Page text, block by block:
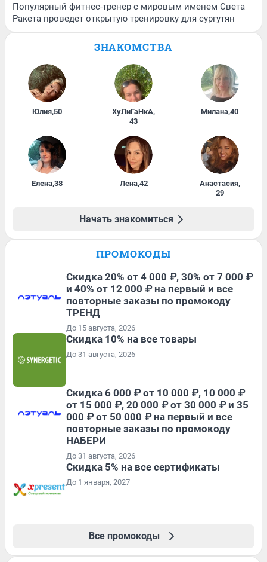
Популярный фитнес-тренер с мировым именем Света
Ракета проведет открытую тренировку для сургутян
ЗНАКОМСТВА
Юлия,50 ХуЛиГаНкА,
43
Милана,40
Елена,38 Лена,42 Анастасия,
29
Начать знакомиться
ПРОМОКОДЫ
Скидка 20% от 4 000 ₽, 30% от 7 000 ₽
и 40% от 12 000 ₽ на первый и все
повторные заказы по промокоду
ТРЕНД
До 15 августа, 2026
Скидка 10% на все товары
До 31 августа, 2026
Скидка 6 000 ₽ от 10 000 ₽, 10 000 ₽
от 15 000 ₽, 20 000 ₽ от 30 000 ₽ и 35
000 ₽ от 50 000 ₽ на первый и все
повторные заказы по промокоду
НАБЕРИ
До 31 августа, 2026
Скидка 5% на все сертификаты
До 1 января, 2027
Все промокоды